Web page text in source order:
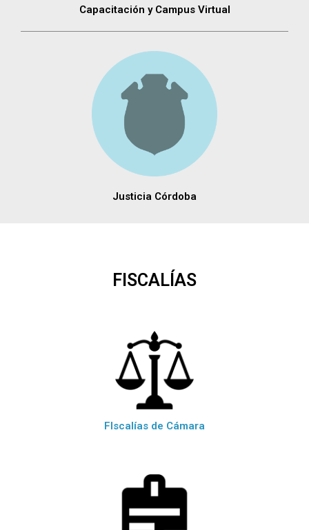
Capacitación y Campus Virtual
Justicia Córdoba
FISCALÍAS
FIscalías de Cámara